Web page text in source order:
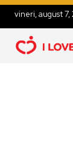
vineri, august 7,